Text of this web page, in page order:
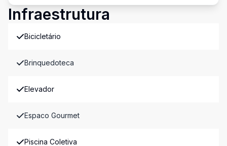
Infraestrutura
Bicicletário
Brinquedoteca
Elevador
Espaco Gourmet
Piscina Coletiva